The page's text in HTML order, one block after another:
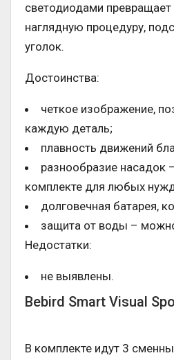
светодиодами превращает
наглядную процедуру,
уголок.
Достоинства:
четкое изображение,
каждую деталь;
плавность движений
разнообразие насадок
комплекте для любых
долговечная батарея,
защита от воды –
Недостатки:
не выявлены.
Bebird Smart Visual
В комплекте идут 3